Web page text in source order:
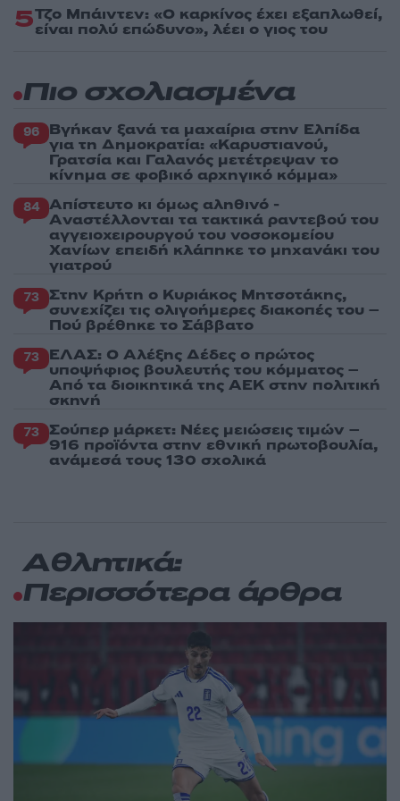
5Τζο Μπάιντεν: «Ο καρκίνος έχει εξαπλωθεί,
είναι πολύ επώδυνο», λέει ο γιος του
Πιο σχολιασμένα
96 Βγήκαν ξανά τα μαχαίρια στην Ελπίδα
για τη Δημοκρατία: «Καρυστιανού,
Γρατσία και Γαλανός μετέτρεψαν το
κίνημα σε φοβικό αρχηγικό κόμμα»
84 Απίστευτο κι όμως αληθινό -
Aναστέλλονται τα τακτικά ραντεβού του
αγγειοχειρουργού του νοσοκομείου
Χανίων επειδή κλάπηκε το μηχανάκι του
γιατρού
73 Στην Κρήτη ο Κυριάκος Μητσοτάκης,
συνεχίζει τις ολιγοήμερες διακοπές του –
Πού βρέθηκε το Σάββατο
73 ΕΛΑΣ: Ο Αλέξης Δέδες ο πρώτος
υποψήφιος βουλευτής του κόμματος –
Από τα διοικητικά της ΑΕΚ στην πολιτική
σκηνή
73 Σούπερ μάρκετ: Νέες μειώσεις τιμών –
916 προϊόντα στην εθνική πρωτοβουλία,
ανάμεσά τους 130 σχολικά
Αθλητικά:
Περισσότερα άρθρα